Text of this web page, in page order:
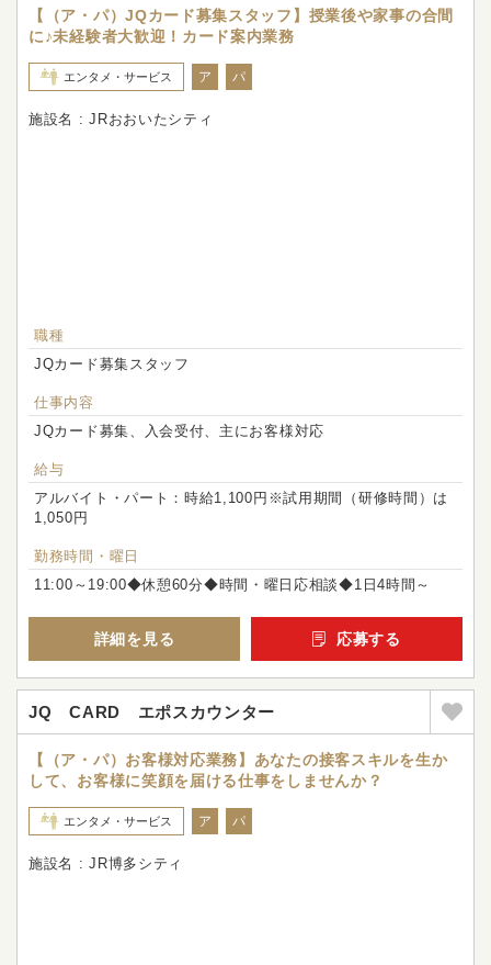
【（ア・パ）JQカード募集スタッフ】授業後や家事の合間
に♪未経験者大歓迎！カード案内業務
エンタメ・サービス ア パ
施設名 : JRおおいたシティ
職種
JQカード募集スタッフ
仕事内容
JQカード募集、入会受付、主にお客様対応
給与
アルバイト・パート：時給1,100円※試用期間（研修時間）は
1,050円
勤務時間・曜日
11:00～19:00◆休憩60分◆時間・曜日応相談◆1日4時間～
詳細を見る 応募する
JQ CARD エポスカウンター
【（ア・パ）お客様対応業務】あなたの接客スキルを生か
して、お客様に笑顔を届ける仕事をしませんか？
エンタメ・サービス ア パ
施設名 : JR博多シティ